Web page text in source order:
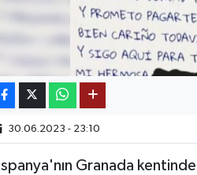
30.06.2023 - 23:10
İspanya'nın Granada